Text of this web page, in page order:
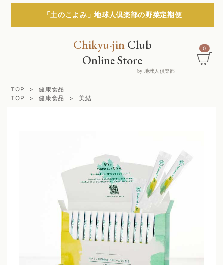
Menu
「土のこよみ」地球人倶楽部の野菜定期便
Chikyu-jinClub
Online Store
by 地球人倶楽部
0
TOP
健康食品
TOP
健康食品 美結